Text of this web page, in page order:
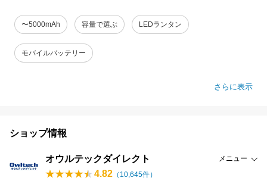
〜5000mAh 容量で選ぶ LEDランタン
モバイルバッテリー
さらに表示
ショップ情報
オウルテックダイレクト メニュー
4.82 （ 10,645件）